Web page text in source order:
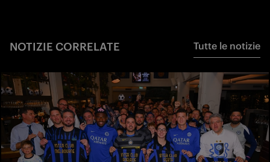
NOTIZIE CORRELATE Tutte le notizie